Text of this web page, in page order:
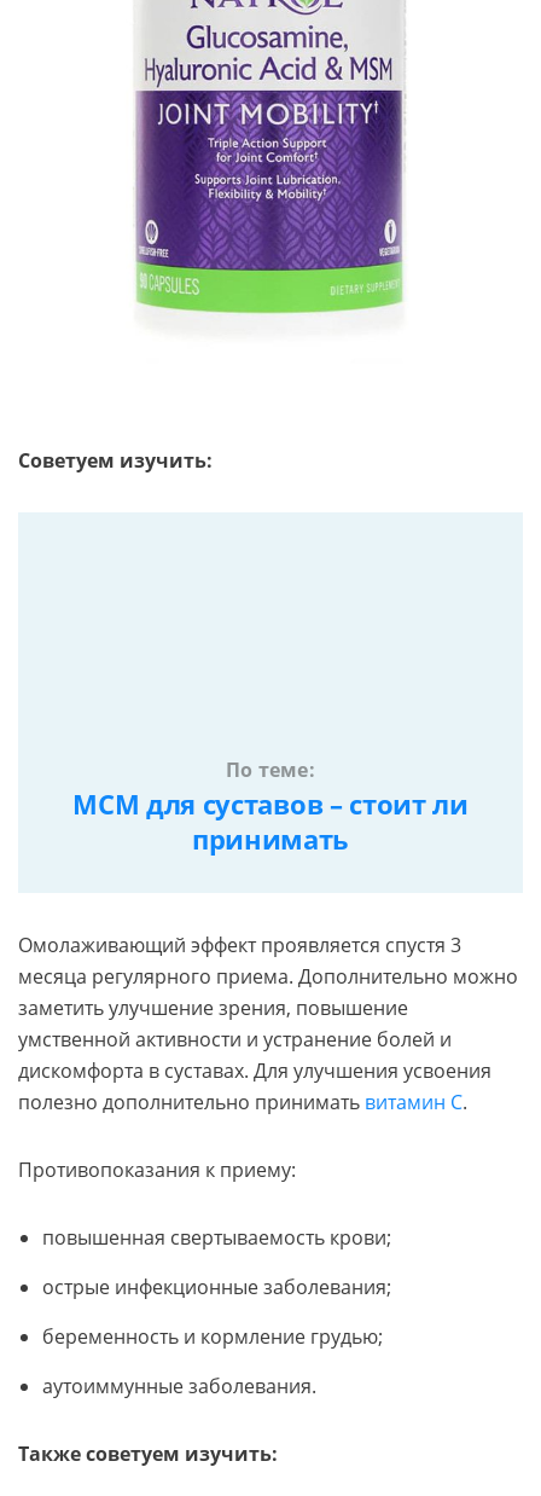
Советуем изучить:
По теме:
МСМ для суставов – стоит ли
принимать
Омолаживающий эффект проявляется спустя 3
месяца регулярного приема. Дополнительно можно
заметить улучшение зрения, повышение
умственной активности и устранение болей и
дискомфорта в суставах. Для улучшения усвоения
полезно дополнительно принимать витамин C.
Противопоказания к приему:
повышенная свертываемость крови;
острые инфекционные заболевания;
беременность и кормление грудью;
аутоиммунные заболевания.
Также советуем изучить: